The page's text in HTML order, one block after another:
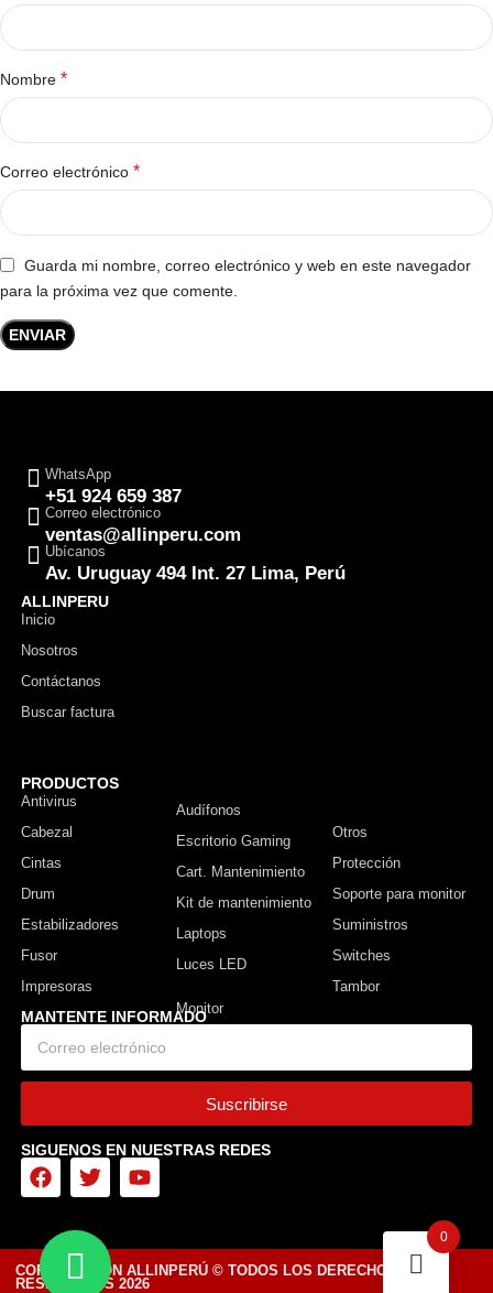
Nombre *
Correo electrónico *
Guarda mi nombre, correo electrónico y web en este navegador
para la próxima vez que comente.
WhatsApp
+51 924 659 387
Correo electrónico
ventas@allinperu.com
Ubícanos
Av. Uruguay 494 Int. 27 Lima, Perú
ALLINPERU
Inicio
Nosotros
Contáctanos
Buscar factura
PRODUCTOS
Antivirus
Cabezal
Cintas
Drum
Estabilizadores
Fusor
Impresoras
Audífonos
Escritorio Gaming
Cart. Mantenimiento
Kit de mantenimiento
Laptops
Luces LED
Otros
Protección
Soporte para monitor
Suministros
Switches
Tambor
MANTENTE INFORMADO
Suscribirse
SIGUENOS EN NUESTRAS REDES
CORPORACIÓN ALLINPERÚ © TODOS LOS DERECHOS
RESERVADOS 2026
0